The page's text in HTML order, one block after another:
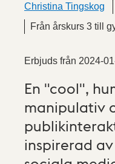
Christina Tingskog
Från årskurs 3 till
Erbjuds från 2024-
En "cool",
manipulativ
inspirerad